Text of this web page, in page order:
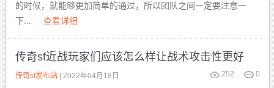
的时候，就能够更加简单的通过，所以团队之间一定要注意一
下...
查看详细
传奇sf近战玩家们应该怎么样让战术攻击性更好
252 0
传奇sf发布站 | 2022年04月18日